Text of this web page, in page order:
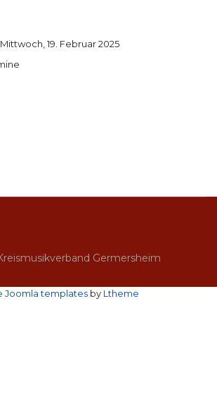
Mittwoch, 19. Februar 2025
Germersheim
Joomla templatesby Ltheme